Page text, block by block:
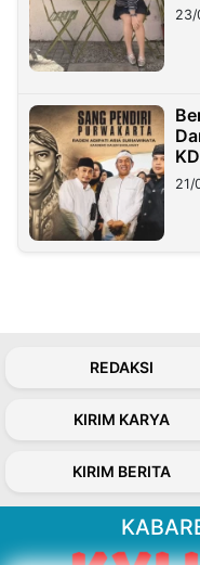
23/
21/
REDAKSI
KIRIM KARYA
KIRIM BERITA